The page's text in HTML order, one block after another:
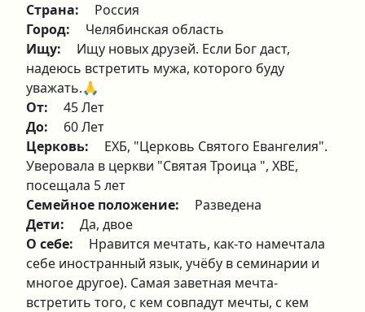
Страна:
Россия
Город:
Челябинская область
Ищу:
Ищу новых друзей. Если Бог даст,
надеюсь встретить мужа, которого буду
уважать.🙏
От:
45 Лет
До:
60 Лет
Церковь:
ЕХБ, "Церковь Святого Евангелия".
Уверовала в церкви "Святая Троица ", ХВЕ,
посещала 5 лет
Семейное положение:
Разведена
Дети:
Да, двое
О себе:
Нравится мечтать, как-то намечтала
себе иностранный язык, учёбу в семинарии и
многое другое). Самая заветная мечта-
встретить того, с кем совпадут мечты, с кем